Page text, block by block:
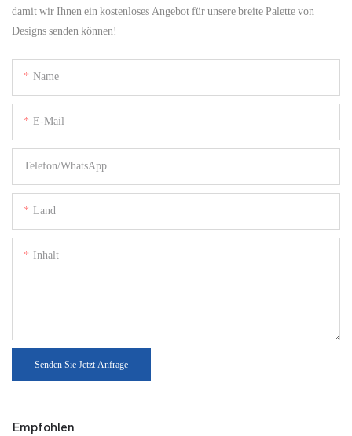
damit wir Ihnen ein kostenloses Angebot für unsere breite Palette von
Designs senden können!
Name
E-Mail
Telefon/WhatsApp
Land
Inhalt
Senden Sie Jetzt Anfrage
Empfohlen